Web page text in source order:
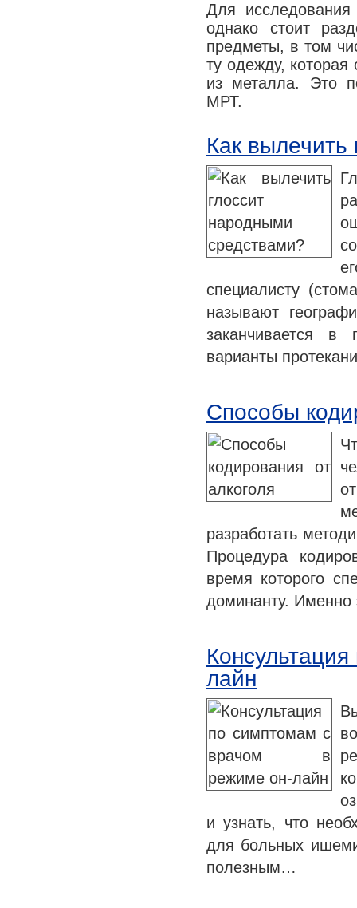
Для исследования
однако стоит
предметы, в том
ту одежду,
из металла. Это
МРТ.
Как вылечить
специалисту
называют
заканчивается в
варианты
Способы
разработать
Процедура
время которого
доминанту. Именно
лайн
и узнать, что
для больных
полезным…